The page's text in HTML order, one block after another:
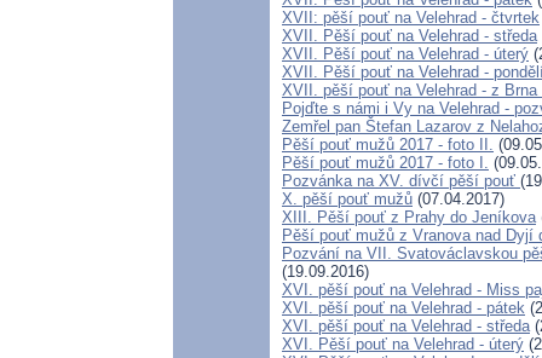
XVII: pěší pouť na Velehrad - čtvrtek
XVII. Pěší pouť na Velehrad - středa
XVII. Pěší pouť na Velehrad - úterý
XVII. Pěší pouť na Velehrad -
XVII. pěší pouť na Velehrad - z
Pojďte s námi i Vy na Velehrad -
Zemřel pan Štefan Lazarov z
Pěší pouť mužů 2017 - foto II.
Pěší pouť mužů 2017 - foto I.
Pozvánka na XV. dívčí pěší pouť
X. pěší pouť mužů (07.04.2017)
XIII. Pěší pouť z Prahy do Jeníkova
Pěší pouť mužů z Vranova nad Dyjí
Pozvání na VII. Svatováclavskou
(19.09.2016)
XVI. pěší pouť na Velehrad - Miss
XVI. pěší pouť na Velehrad - pátek
XVI. pěší pouť na Velehrad - středa
XVI. Pěší pouť na Velehrad - úterý